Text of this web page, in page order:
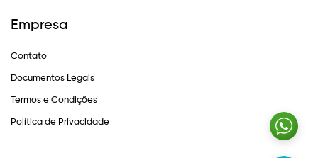
Empresa
Contato
Documentos Legais
Termos e Condições
Política de Privacidade